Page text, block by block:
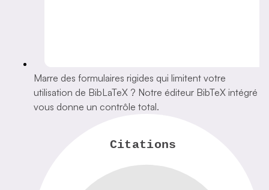
Marre des formulaires rigides qui limitent votre
utilisation de BibLaTeX ? Notre éditeur BibTeX intégré
vous donne un contrôle total.
Citations